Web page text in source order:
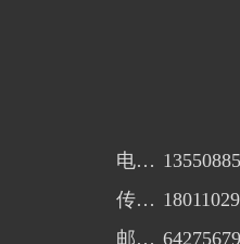
电话：
传真：
邮箱：